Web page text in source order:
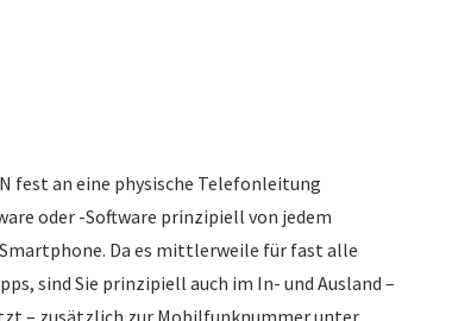
fest an eine physische Telefonleitung
oder -Software prinzipiell von jedem
Da es mittlerweile für fast alle
sind Sie prinzipiell auch im In- und Ausland –
– zusätzlich zur Mobilfunknummer unter